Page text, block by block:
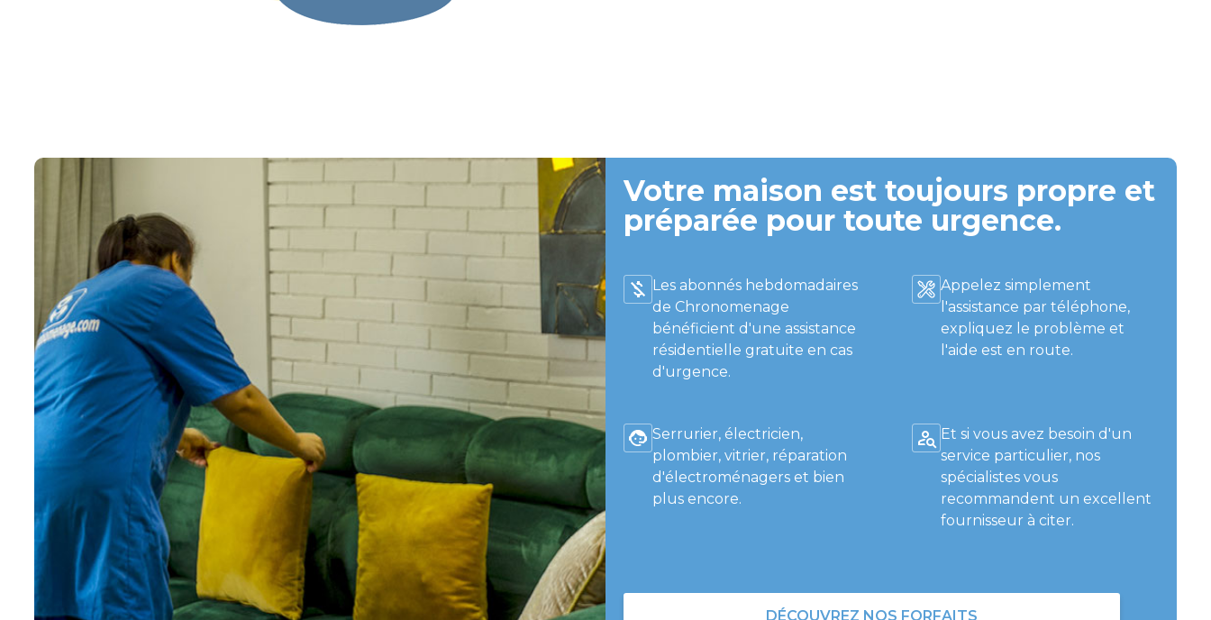
Votre maison est toujours propre et
préparée pour toute urgence.
Les abonnés hebdomadaires
de Chronomenage
bénéficient d'une assistance
résidentielle gratuite en cas
d'urgence.
Appelez simplement
l'assistance par téléphone,
expliquez le problème et
l'aide est en route.
Serrurier, électricien,
plombier, vitrier, réparation
d'électroménagers et bien
plus encore.
Et si vous avez besoin d'un
service particulier, nos
spécialistes vous
recommandent un excellent
fournisseur à citer.
DÉCOUVREZ NOS FORFAITS